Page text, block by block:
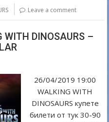
Leave a comment
DINOSAURS –
26/04/2019 19:00
WALKING WITH
DINOSAURS купете
билети от тук 30-90